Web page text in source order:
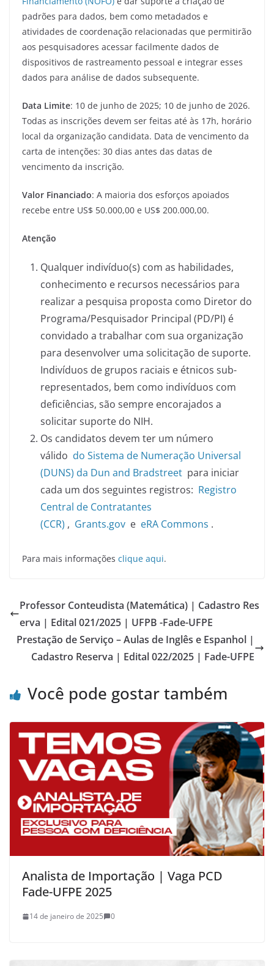
padrões para dados, bem como metadados e
atividades de coordenação relacionadas que permitirão
aos pesquisadores acessar facilmente dados de
dispositivos de rastreamento pessoal e integrar esses
dados para análise de dados subsequente.
Data Limite: 10 de junho de 2025; 10 de junho de 2026.
Todas as inscrições devem ser feitas até às 17h, horário
local da organização candidata. Data de vencimento da
carta de intenções: 30 dias antes das datas de
vencimento da inscrição.
Valor Financiado: A maioria dos esforços apoiados
recebe entre US$ 50.000,00 e US$ 200.000,00.
Atenção
Qualquer indivíduo(s) com as habilidades,
conhecimento e recursos necessários para
realizar a pesquisa proposta como Diretor do
Programa/Pesquisador Principal (PD/PI) é
convidado a trabalhar com sua organização
para desenvolver uma solicitação de suporte.
Indivíduos de grupos raciais e étnicos sub-
representados, bem como indivíduos com
deficiências, são sempre encorajados a
solicitar suporte do NIH.
Os candidatos devem ter um número
válido do Sistema de Numeração Universal
(DUNS) da Dun and Bradstreet para iniciar
cada um dos seguintes registros: Registro
Central de Contratantes
(CCR) , Grants.gov e eRA Commons .
Para mais informações clique aqui.
Professor Conteudista (Matemática) | Cadastro Res
erva | Edital 021/2025 | UFPB -Fade-UFPE
Prestação de Serviço – Aulas de Inglês e Espanhol |
Cadastro Reserva | Edital 022/2025 | Fade-UFPE
Você pode gostar também
Analista de Importação | Vaga PCD
Fade-UFPE 2025
14 de janeiro de 2025 0